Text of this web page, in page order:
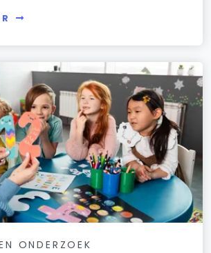
ONDERZOEK